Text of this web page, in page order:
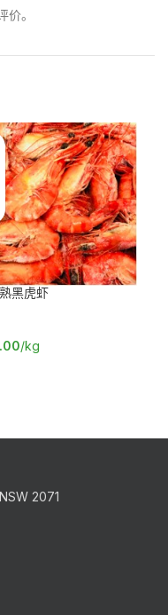
价。
黑虎虾
/kg
2071